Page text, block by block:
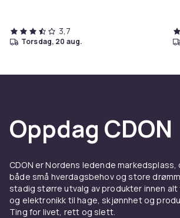
3,7
torsdag, 20 aug.
Oppdag CDON
CDON er Nordens ledende markedsplass,
både små hverdagsbehov og store
stadig større utvalg av produkter innen alt
og elektronikk til hage, skjønnhet og
Ting for livet, rett og slett.